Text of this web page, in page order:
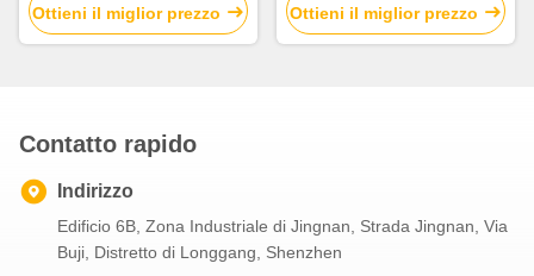
comodino IP33
Ottieni il miglior prezzo
temporizzato, 3 velocità
Ottieni il miglior prezzo
Contatto rapido
Indirizzo
Edificio 6B, Zona Industriale di Jingnan, Strada Jingnan, Via
Buji, Distretto di Longgang, Shenzhen